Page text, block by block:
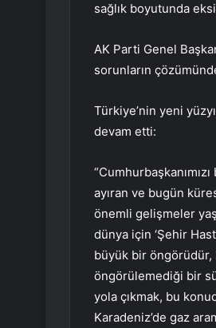
sağlık boyutunda
AK Parti Genel
sorunların
Türkiye’nin yeni
devam etti:
ayıran ve bugün
önemli gelişmeler
dünya için ‘Şehir
büyük bir öngörüdür,
öngörülemediği bir
yola çıkmak, bu
Karadeniz’de gaz